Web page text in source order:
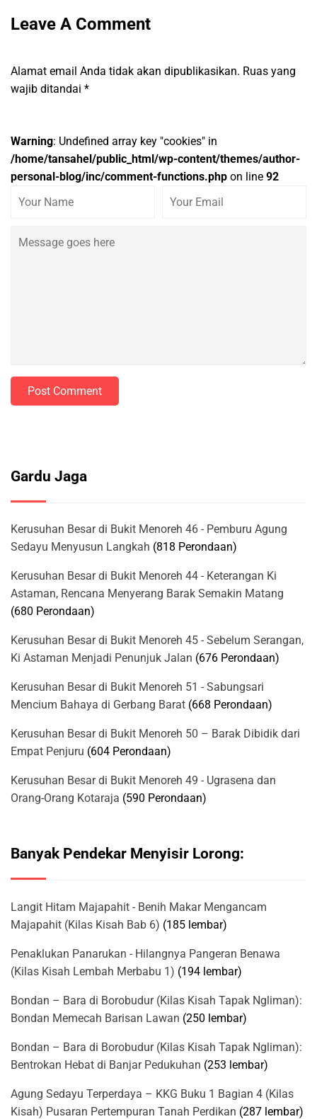
Leave A Comment
Alamat email Anda tidak akan dipublikasikan. Ruas yang
wajib ditandai *
Warning: Undefined array key "cookies" in
/home/tansahel/public_html/wp-content/themes/author-
personal-blog/inc/comment-functions.php on line 92
Post Comment
Gardu Jaga
Kerusuhan Besar di Bukit Menoreh 46 - Pemburu Agung
Sedayu Menyusun Langkah (818 Perondaan)
Kerusuhan Besar di Bukit Menoreh 44 - Keterangan Ki
Astaman, Rencana Menyerang Barak Semakin Matang
(680 Perondaan)
Kerusuhan Besar di Bukit Menoreh 45 - Sebelum Serangan,
Ki Astaman Menjadi Penunjuk Jalan (676 Perondaan)
Kerusuhan Besar di Bukit Menoreh 51 - Sabungsari
Mencium Bahaya di Gerbang Barat (668 Perondaan)
Kerusuhan Besar di Bukit Menoreh 50 – Barak Dibidik dari
Empat Penjuru (604 Perondaan)
Kerusuhan Besar di Bukit Menoreh 49 - Ugrasena dan
Orang-Orang Kotaraja (590 Perondaan)
Banyak Pendekar Menyisir Lorong:
Langit Hitam Majapahit - Benih Makar Mengancam
Majapahit (Kilas Kisah Bab 6) (185 lembar)
Penaklukan Panarukan - Hilangnya Pangeran Benawa
(Kilas Kisah Lembah Merbabu 1) (194 lembar)
Bondan – Bara di Borobudur (Kilas Kisah Tapak Ngliman):
Bondan Memecah Barisan Lawan (250 lembar)
Bondan – Bara di Borobudur (Kilas Kisah Tapak Ngliman):
Bentrokan Hebat di Banjar Pedukuhan (253 lembar)
Agung Sedayu Terperdaya – KKG Buku 1 Bagian 4 (Kilas
Kisah) Pusaran Pertempuran Tanah Perdikan (287 lembar)